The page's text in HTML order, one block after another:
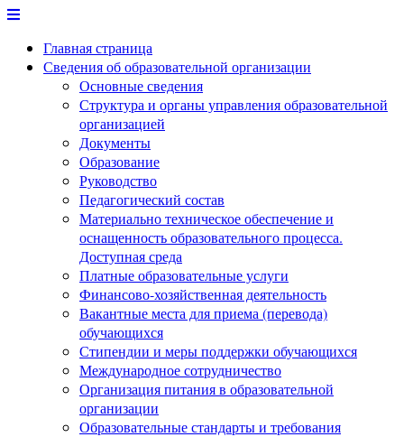
Перейти
содержимому
Главная страница
Сведения об образовательной организации
Основные сведения
Структура и органы управления образовательной
организацией
Документы
Образование
Руководство
Педагогический состав
Материально техническое обеспечение и
оснащенность образовательного процесса.
Доступная среда
Платные образовательные услуги
Финансово-хозяйственная деятельность
Вакантные места для приема (перевода)
обучающихся
Стипендии и меры поддержки обучающихся
Международное сотрудничество
Организация питания в образовательной
организации
Образовательные стандарты и требования